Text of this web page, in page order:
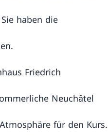
haben die
Friedrich
Neuchâtel
für den Kurs.